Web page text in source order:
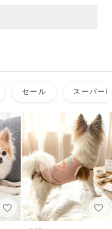
セール スーパー